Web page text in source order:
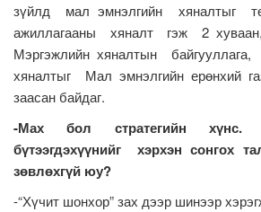
зүйлд мал эмнэлгийн хяналтыг
ажиллагааны хяналт гэж 2
Мэргэжлийн хяналтын
хяналтыг Мал эмнэлгийн ерөнхий
заасан байдаг.
-Мах бол стратегийн хүнс.
бүтээгдэхүүнийг хэрхэн сонгох
зөвлөхгүй юу?
-“Хүчит шонхор” зах дээр шинээр